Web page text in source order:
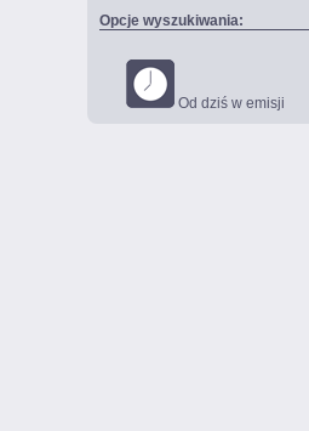
Opcje wyszukiwania:
Od dziś w emisji